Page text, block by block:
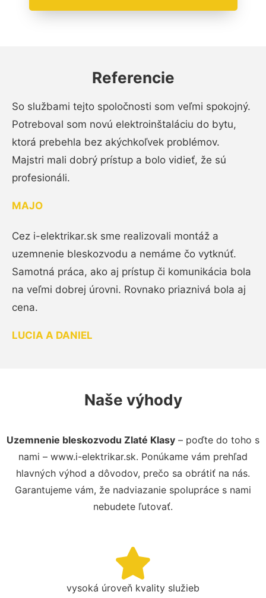
Referencie
So službami tejto spoločnosti som veľmi spokojný.
Potreboval som novú elektroinštaláciu do bytu,
ktorá prebehla bez akýchkoľvek problémov.
Majstri mali dobrý prístup a bolo vidieť, že sú
profesionáli.
MAJO
Cez i-elektrikar.sk sme realizovali montáž a
uzemnenie bleskozvodu a nemáme čo vytknúť.
Samotná práca, ako aj prístup či komunikácia bola
na veľmi dobrej úrovni. Rovnako priaznivá bola aj
cena.
LUCIA A DANIEL
Naše výhody
Uzemnenie bleskozvodu Zlaté Klasy – poďte do toho s
nami – www.i-elektrikar.sk. Ponúkame vám prehľad
hlavných výhod a dôvodov, prečo sa obrátiť na nás.
Garantujeme vám, že nadviazanie spolupráce s nami
nebudete ľutovať.
vysoká úroveň kvality služieb